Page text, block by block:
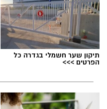
תיקון שער חשמלי בגדרה כל
הפרטים >>>